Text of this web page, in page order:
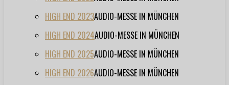
HIGH END 2023AUDIO-MESSE IN MÜNCHEN
HIGH END 2024AUDIO-MESSE IN MÜNCHEN
HIGH END 2025AUDIO-MESSE IN MÜNCHEN
HIGH END 2026AUDIO-MESSE IN MÜNCHEN